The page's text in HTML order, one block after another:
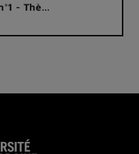
- Thè…